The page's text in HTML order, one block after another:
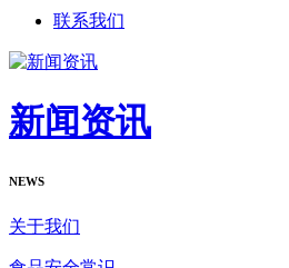
联系我们
新闻资讯
NEWS
关于我们